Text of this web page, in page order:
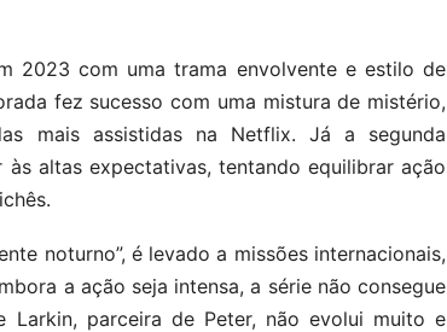
2023 com uma trama envolvente e estilo de
fez sucesso com uma mistura de mistério,
mais assistidas na Netflix. Já a segunda
altas expectativas, tentando equilibrar ação
noturno”, é levado a missões internacionais,
a ação seja intensa, a série não consegue
Larkin, parceira de Peter, não evolui muito e